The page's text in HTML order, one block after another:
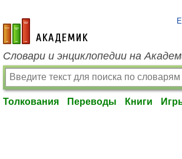
academic.ru
Словари и энциклопедии на
Толкования Переводы Книги